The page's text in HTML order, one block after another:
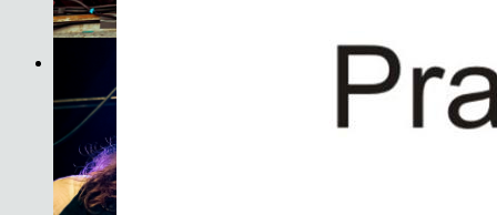
Son do Camiño